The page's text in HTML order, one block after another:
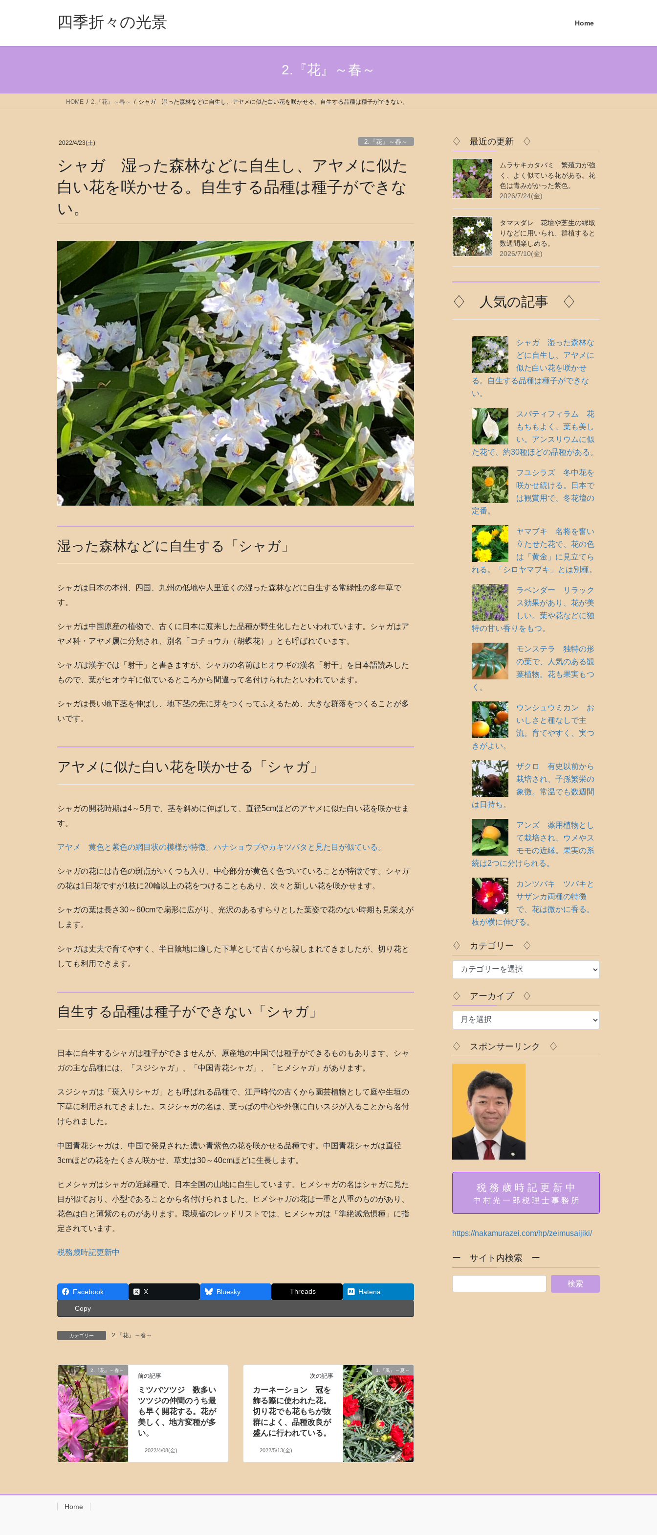
四季折々の光景 Home
2.『花』～春～
HOME 2.『花』～春～ シャガ 湿った森林などに自生し、アヤメに似た白い花を咲かせる。自生する品種は種子ができない。
2022/4/23(土) 2.『花』～春～
シャガ 湿った森林などに自生し、アヤメに似た
白い花を咲かせる。自生する品種は種子ができな
い。
湿った森林などに自生する「シャガ」
シャガは日本の本州、四国、九州の低地や人里近くの湿った森林などに自生する常緑性の多年草で
す。
シャガは中国原産の植物で、古くに日本に渡来した品種が野生化したといわれています。シャガはア
ヤメ科・アヤメ属に分類され、別名「コチョウカ（胡蝶花）」とも呼ばれています。
シャガは漢字では「射干」と書きますが、シャガの名前はヒオウギの漢名「射干」を日本語読みした
もので、葉がヒオウギに似ているところから間違って名付けられたといわれています。
シャガは長い地下茎を伸ばし、地下茎の先に芽をつくってふえるため、大きな群落をつくることが多
いです。
アヤメに似た白い花を咲かせる「シャガ」
シャガの開花時期は4～5月で、茎を斜めに伸ばして、直径5cmほどのアヤメに似た白い花を咲かせま
す。
アヤメ 黄色と紫色の網目状の模様が特徴。ハナショウブやカキツバタと見た目が似ている。
シャガの花には青色の斑点がいくつも入り、中心部分が黄色く色づいていることが特徴です。シャガ
の花は1日花ですが1枝に20輪以上の花をつけることもあり、次々と新しい花を咲かせます。
シャガの葉は長さ30～60cmで扇形に広がり、光沢のあるすらりとした葉姿で花のない時期も見栄えが
します。
シャガは丈夫で育てやすく、半日陰地に適した下草として古くから親しまれてきましたが、切り花と
しても利用できます。
自生する品種は種子ができない「シャガ」
日本に自生するシャガは種子ができませんが、原産地の中国では種子ができるものもあります。シャ
ガの主な品種には、「スジシャガ」、「中国青花シャガ」、「ヒメシャガ」があります。
スジシャガは「斑入りシャガ」とも呼ばれる品種で、江戸時代の古くから園芸植物として庭や生垣の
下草に利用されてきました。スジシャガの名は、葉っぱの中心や外側に白いスジが入ることから名付
けられました。
中国青花シャガは、中国で発見された濃い青紫色の花を咲かせる品種です。中国青花シャガは直径
3cmほどの花をたくさん咲かせ、草丈は30～40cmほどに生長します。
ヒメシャガはシャガの近縁種で、日本全国の山地に自生しています。ヒメシャガの名はシャガに見た
目が似ており、小型であることから名付けられました。ヒメシャガの花は一重と八重のものがあり、
花色は白と薄紫のものがあります。環境省のレッドリストでは、ヒメシャガは「準絶滅危惧種」に指
定されています。
税務歳時記更新中
Facebook X Bluesky Threads Hatena
Copy
カテゴリー 2.『花』～春～
2.『花』～春～
前の記事
ミツバツツジ 数多い
ツツジの仲間のうち最
も早く開花する。花が
美しく、地方変種が多
い。
2022/4/08(金)
1.『風』～夏～
次の記事
カーネーション 冠を
飾る際に使われた花。
切り花でも花もちが抜
群によく、品種改良が
盛んに行われている。
2022/5/13(金)
♢ 最近の更新 ♢
ムラサキカタバミ 繁殖力が強
く、よく似ている花がある。花
色は青みがかった紫色。
2026/7/24(金)
タマスダレ 花壇や芝生の縁取
りなどに用いられ、群植すると
数週間楽しめる。
2026/7/10(金)
♢ 人気の記事 ♢
シャガ 湿った森林な
どに自生し、アヤメに
似た白い花を咲かせ
る。自生する品種は種子ができな
い。
スパティフィラム 花
もちもよく、葉も美し
い。アンスリウムに似
た花で、約30種ほどの品種がある。
フユシラズ 冬中花を
咲かせ続ける。日本で
は観賞用で、冬花壇の
定番。
ヤマブキ 名将を奮い
立たせた花で、花の色
は「黄金」に見立てら
れる。「シロヤマブキ」とは別種。
ラベンダー リラック
ス効果があり、花が美
しい。葉や花などに独
特の甘い香りをもつ。
モンステラ 独特の形
の葉で、人気のある観
葉植物。花も果実もつ
く。
ウンシュウミカン お
いしさと種なしで主
流。育てやすく、実つ
きがよい。
ザクロ 有史以前から
栽培され、子孫繁栄の
象徴。常温でも数週間
は日持ち。
アンズ 薬用植物とし
て栽培され、ウメやス
モモの近縁。果実の系
統は2つに分けられる。
カンツバキ ツバキと
サザンカ両種の特徴
で、花は微かに香る。
枝が横に伸びる。
♢ カテゴリー ♢
♢
カ
ゴ
リ
ー
♢ アーカイブ ♢
♢
カ
イ
♢ スポンサーリンク ♢
税 務 歳 時 記 更 新 中
中 村 光 一 郎 税 理 士 事 務 所
https://nakamurazei.com/hp/zeimusaijiki/
ー サイト内検索 ー
Home